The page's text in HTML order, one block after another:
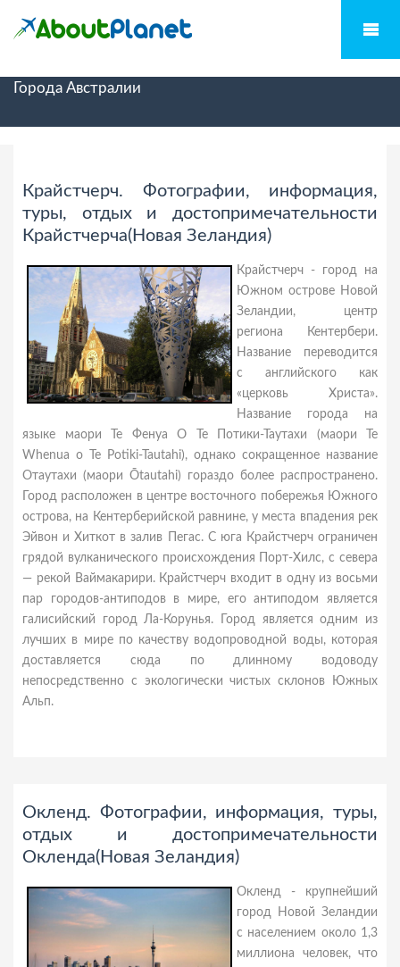
Города Австралии
Крайстчерч. Фотографии, информация,
туры, отдых и достопримечательности
Крайстчерча(Новая Зеландия)
Крайстчерч - город на
Южном острове Новой
Зеландии, центр
региона Кентербери.
Название переводится
с английского как
«церковь Христа».
Название города на
языке маори Те Фенуа О Те Потики-Таутахи (маори Te
Whenua o Te Potiki-Tautahi), однако сокращенное название
Отаутахи (маори Ōtautahi) гораздо более распространено.
Город расположен в центре восточного побережья Южного
острова, на Кентерберийской равнине, у места впадения рек
Эйвон и Хиткот в залив Пегас. С юга Крайстчерч ограничен
грядой вулканического происхождения Порт-Хилс, с севера
— рекой Ваймакарири. Крайстчерч входит в одну из восьми
пар городов-антиподов в мире, его антиподом является
галисийский город Ла-Корунья. Город является одним из
лучших в мире по качеству водопроводной воды, которая
доставляется сюда по длинному водоводу
непосредственно с экологически чистых склонов Южных
Альп.
Окленд. Фотографии, информация, туры,
отдых и достопримечательности
Окленда(Новая Зеландия)
Окленд - крупнейший
город Новой Зеландии
с населением около 1,3
миллиона человек, что